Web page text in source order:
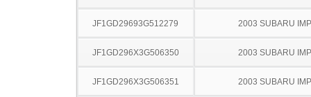
JF1GD29693G512279 2003 SUBARU
JF1GD296X3G506350 2003 SUBARU
JF1GD296X3G506351 2003 SUBARU